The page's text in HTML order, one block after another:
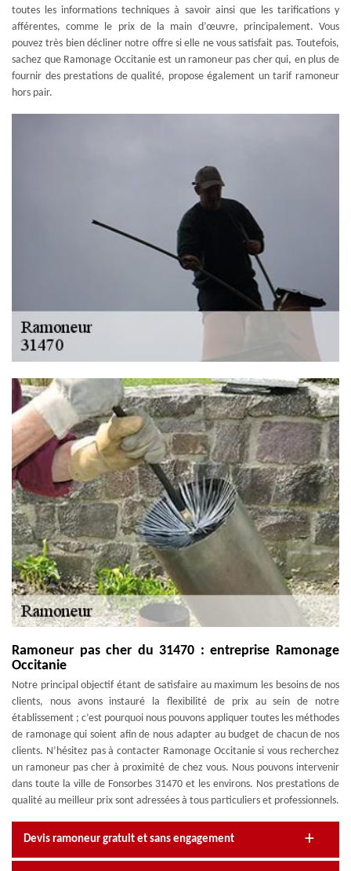
toutes les informations techniques à savoir ainsi que les tarifications y
afférentes, comme le prix de la main d’œuvre, principalement. Vous
pouvez très bien décliner notre offre si elle ne vous satisfait pas. Toutefois,
sachez que Ramonage Occitanie est un ramoneur pas cher qui, en plus de
fournir des prestations de qualité, propose également un tarif ramoneur
hors pair.
Ramoneur pas cher du 31470 : entreprise Ramonage
Occitanie
Notre principal objectif étant de satisfaire au maximum les besoins de nos
clients, nous avons instauré la flexibilité de prix au sein de notre
établissement ; c’est pourquoi nous pouvons appliquer toutes les méthodes
de ramonage qui soient afin de nous adapter au budget de chacun de nos
clients. N’hésitez pas à contacter Ramonage Occitanie si vous recherchez
un ramoneur pas cher à proximité de chez vous. Nous pouvons intervenir
dans toute la ville de Fonsorbes 31470 et les environs. Nos prestations de
qualité au meilleur prix sont adressées à tous particuliers et professionnels.
Devis ramoneur gratuit et sans engagement